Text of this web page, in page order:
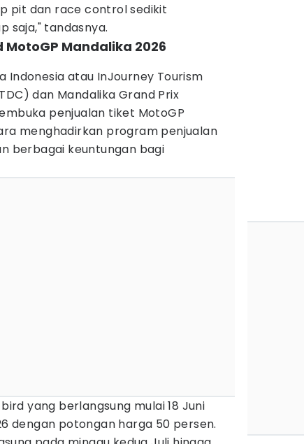
pit dan race control sedikit
saja," tandasnya.
Mandalika 2026
Indonesia atau InJourney Tourism
dan Mandalika Grand Prix
penjualan tiket MotoGP
menghadirkan program penjualan
berbagai keuntungan bagi
yang berlangsung mulai 18 Juni
dengan potongan harga 50 persen.